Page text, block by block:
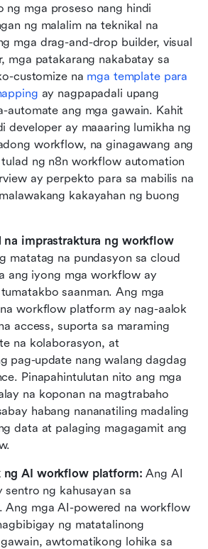
ng mga proseso nang hindi
ng malalim na teknikal na
mga drag-and-drop builder, visual
mga patakarang nakabatay sa
customize na mga template para
ay nagpapadali upang
automate ang mga gawain. Kahit
developer ay maaaring lumikha ng
workflow, na ginagawang ang
ng n8n workflow automation
ay perpekto para sa mabilis na
kakayahan ng buong
na imprastraktura ng workflow
matatag na pundasyon sa cloud
ang iyong mga workflow ay
saanman. Ang mga
workflow platform ay nag-aalok
access, suporta sa maraming
na kolaborasyon, at
pag-update nang walang dagdag
Pinapahintulutan nito ang mga
na koponan na magtrabaho
habang nananatiling madaling
data at palaging magagamit ang
ng AI workflow platform: Ang AI
sentro ng kahusayan sa
Ang mga AI-powered na workflow
ng matatalinong
awtomatikong lohika sa